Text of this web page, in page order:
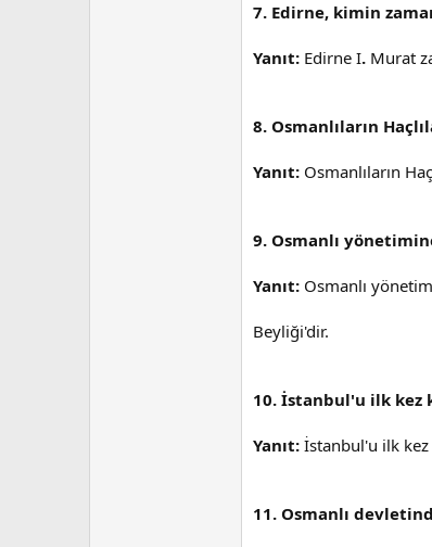
7. Edirne, kimin
Yanıt: Edirne I. Murat
8. Osmanlıların
Yanıt: Osmanlıların
9. Osmanlı
Yanıt: Osmanlı
Beyliği'dir.
10. İstanbul'u ilk kez
Yanıt: İstanbul'u ilk kez
11. Osmanlı